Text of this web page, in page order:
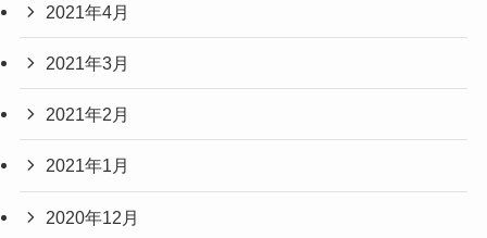
2021年4月
2021年3月
2021年2月
2021年1月
2020年12月